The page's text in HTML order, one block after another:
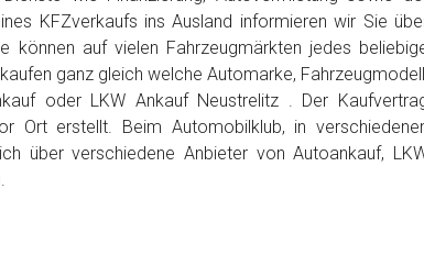
KFZverkaufs ins Ausland informieren wir Sie
können auf vielen Fahrzeugmärkten jedes
ganz gleich welche Automarke,
oder LKW Ankauf Neustrelitz . Der
Ort erstellt. Beim Automobilklub, in
über verschiedene Anbieter von Autoankauf,